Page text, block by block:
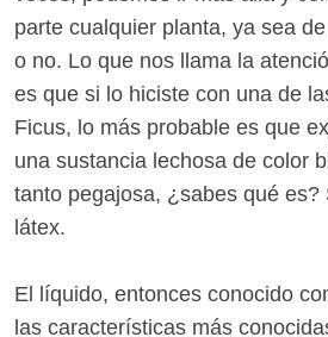
parte cualquier planta, ya sea
o no. Lo que nos llama la
es que si lo hiciste con una de
Ficus, lo más probable es que
una sustancia lechosa de color
tanto pegajosa, ¿sabes qué es?
látex.
El líquido, entonces conocido
las características más